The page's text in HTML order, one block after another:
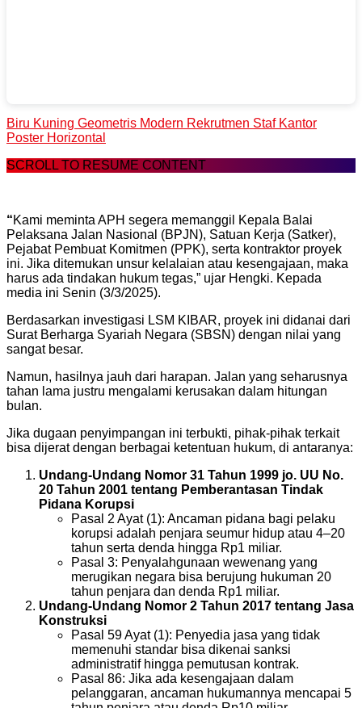
Biru Kuning Geometris Modern Rekrutmen Staf Kantor
Poster Horizontal
SCROLL TO RESUME CONTENT
“Kami meminta APH segera memanggil Kepala Balai
Pelaksana Jalan Nasional (BPJN), Satuan Kerja (Satker),
Pejabat Pembuat Komitmen (PPK), serta kontraktor proyek
ini. Jika ditemukan unsur kelalaian atau kesengajaan, maka
harus ada tindakan hukum tegas,” ujar Hengki. Kepada
media ini Senin (3/3/2025).
Berdasarkan investigasi LSM KIBAR, proyek ini didanai dari
Surat Berharga Syariah Negara (SBSN) dengan nilai yang
sangat besar.
Namun, hasilnya jauh dari harapan. Jalan yang seharusnya
tahan lama justru mengalami kerusakan dalam hitungan
bulan.
Jika dugaan penyimpangan ini terbukti, pihak-pihak terkait
bisa dijerat dengan berbagai ketentuan hukum, di antaranya:
Undang-Undang Nomor 31 Tahun 1999 jo. UU No.
20 Tahun 2001 tentang Pemberantasan Tindak
Pidana Korupsi
Pasal 2 Ayat (1): Ancaman pidana bagi pelaku
korupsi adalah penjara seumur hidup atau 4–20
tahun serta denda hingga Rp1 miliar.
Pasal 3: Penyalahgunaan wewenang yang
merugikan negara bisa berujung hukuman 20
tahun penjara dan denda Rp1 miliar.
Undang-Undang Nomor 2 Tahun 2017 tentang Jasa
Konstruksi
Pasal 59 Ayat (1): Penyedia jasa yang tidak
memenuhi standar bisa dikenai sanksi
administratif hingga pemutusan kontrak.
Pasal 86: Jika ada kesengajaan dalam
pelanggaran, ancaman hukumannya mencapai 5